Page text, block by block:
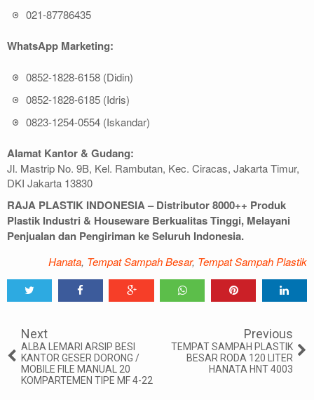
021-87786435
WhatsApp Marketing:
0852-1828-6158 (Didin)
0852-1828-6185 (Idris)
0823-1254-0554 (Iskandar)
Alamat Kantor & Gudang:
Jl. Mastrip No. 9B, Kel. Rambutan, Kec. Ciracas, Jakarta Timur,
DKI Jakarta 13830
RAJA PLASTIK INDONESIA – Distributor 8000++ Produk
Plastik Industri & Houseware Berkualitas Tinggi, Melayani
Penjualan dan Pengiriman ke Seluruh Indonesia.
Hanata, Tempat Sampah Besar, Tempat Sampah Plastik
Next
ALBA LEMARI ARSIP BESI
KANTOR GESER DORONG /
MOBILE FILE MANUAL 20
KOMPARTEMEN TIPE MF 4-22
Previous
TEMPAT SAMPAH PLASTIK
BESAR RODA 120 LITER
HANATA HNT 4003